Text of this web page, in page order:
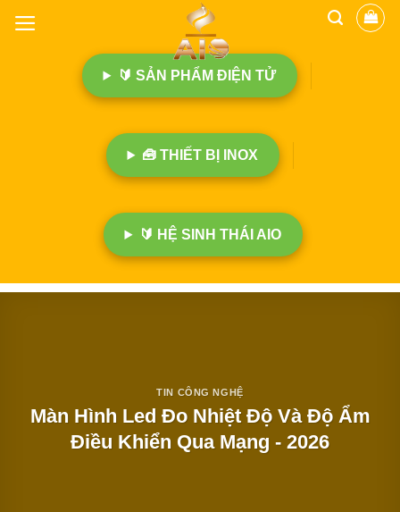
🔰 SẢN PHẨM ĐIỆN TỬ
🧰 THIẾT BỊ INOX
🔰 HỆ SINH THÁI AIO
TIN CÔNG NGHỆ
Màn Hình Led Đo Nhiệt Độ Và Độ Ẩm
Điều Khiển Qua Mạng - 2026